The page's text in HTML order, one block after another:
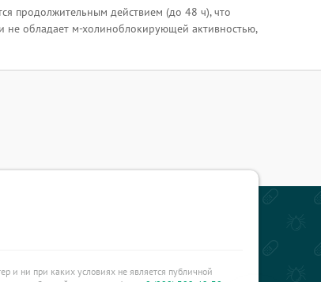
продолжительным действием (до 48 ч), что
не обладает м-холиноблокирующей активностью,
и ни при каких условиях не является публичной